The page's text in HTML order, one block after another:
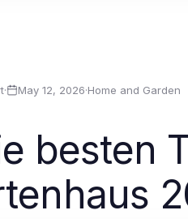
· May 12, 2026·Home and Garden
besten